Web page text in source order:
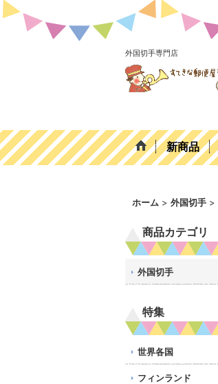
外国切手専門店
新商品
ホーム > 外国切手 >
商品カテゴリ
外国切手
特集
世界各国
フィンランド